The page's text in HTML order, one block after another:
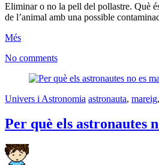
Eliminar o no la pell del pollastre. Què
de l’animal amb una possible
Més
No comments
Univers i Astronomia astronauta, mareig,
Per què els astronautes